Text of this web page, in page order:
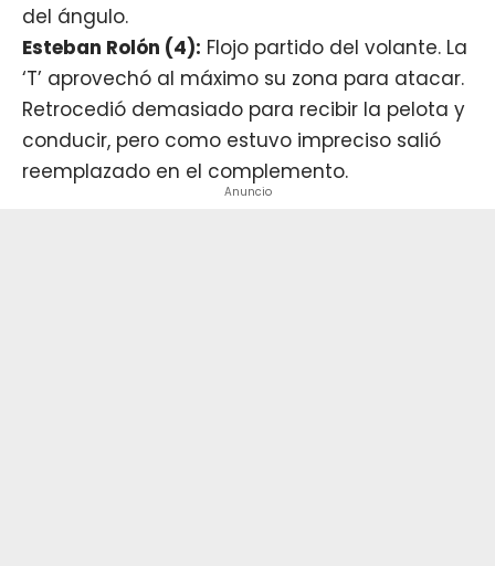
del ángulo.
Esteban Rolón (4): Flojo partido del volante. La
‘T’ aprovechó al máximo su zona para atacar.
Retrocedió demasiado para recibir la pelota y
conducir, pero como estuvo impreciso salió
reemplazado en el complemento.
Anuncio